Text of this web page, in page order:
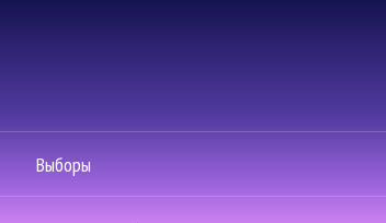
Выборы